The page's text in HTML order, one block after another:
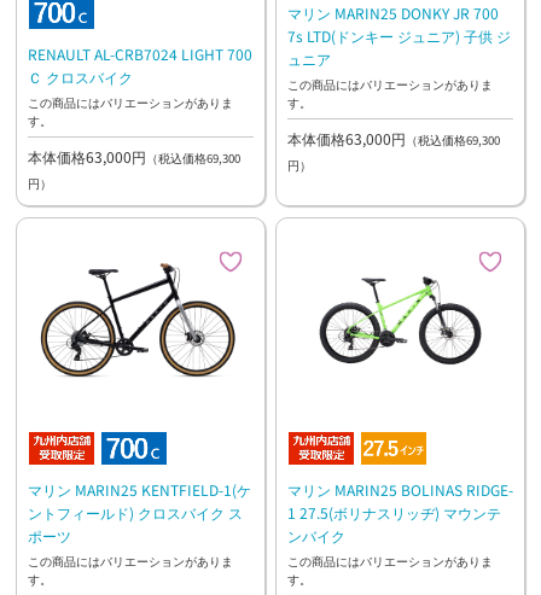
RENAULT AL-CRB7024 LIGHT 700
Ｃ クロスバイク
この商品にはバリエーションがありま
す。
本体価格63,000円 （税込価格69,300
円）
マリン MARIN25 DONKY JR 700
7s LTD(ドンキー ジュニア) 子供 ジ
ュニア
この商品にはバリエーションがありま
す。
本体価格63,000円 （税込価格69,300
円）
マリン MARIN25 KENTFIELD-1(ケ
ントフィールド) クロスバイク ス
ポーツ
この商品にはバリエーションがありま
す。
マリン MARIN25 BOLINAS RIDGE-
1 27.5(ボリナスリッヂ) マウンテ
ンバイク
この商品にはバリエーションがありま
す。